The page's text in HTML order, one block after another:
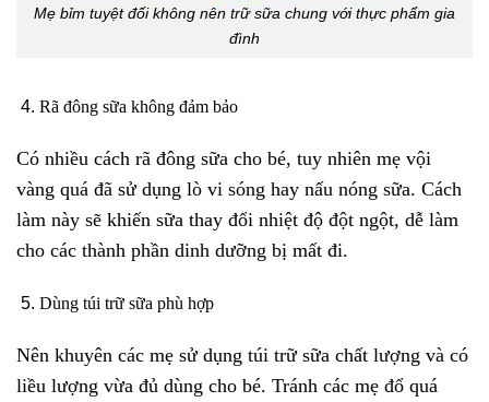
Mẹ bỉm tuyệt đối không nên trữ sữa chung với thực phẩm gia
đình
Rã đông sữa không đảm bảo
Có nhiều cách rã đông sữa cho bé, tuy nhiên mẹ vội
vàng quá đã sử dụng lò vi sóng hay nấu nóng sữa. Cách
làm này sẽ khiến sữa thay đổi nhiệt độ đột ngột, dễ làm
cho các thành phần dinh dưỡng bị mất đi.
Dùng túi trữ sữa phù hợp
Nên khuyên các mẹ sử dụng túi trữ sữa chất lượng và có
liều lượng vừa đủ dùng cho bé. Tránh các mẹ đổ quá